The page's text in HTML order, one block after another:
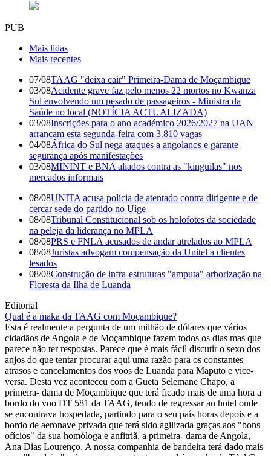
PUB
Mais lidas
Mais recentes
07/08TAAG "deixa cair" Primeira-Dama de Moçambique
03/08Acidente grave faz pelo menos 22 mortos no Kwanza
Sul envolvendo um pesado de passageiros - Ministra da
Saúde no local (NOTÍCIA ACTUALIZADA)
03/08Inscrições para o ano académico 2026/2027 na UAN
arrancam esta segunda-feira com 3.810 vagas
04/08África do Sul nega ataques a angolanos e garante
segurança após manifestações
03/08MININT e BNA aliados contra as "kinguilas" nos
mercados informais
08/08UNITA acusa polícia de atentado contra dirigente e de
cercar sede do partido no Uíge
08/08Tribunal Constitucional sob os holofotes da sociedade
na peleja da liderança no MPLA
08/08PRS e FNLA acusados de andar atrelados ao MPLA
08/08Juristas advogam compensação da Unitel a clientes
lesados
08/08Construção de infra-estruturas "amputa" arborização na
Floresta da Ilha de Luanda
Editorial
Qual é a maka da TAAG com Moçambique?
Esta é realmente a pergunta de um milhão de dólares que vários
cidadãos de Angola e de Moçambique fazem todos os dias mas que
parece não ter respostas. Parece que é mais fácil discutir o sexo dos
anjos do que tentar procurar aqui uma razão para os constantes
atrasos e cancelamentos dos voos de Luanda para Maputo e vice-
versa. Desta vez aconteceu com a Gueta Selemane Chapo, a
primeira- dama de Moçambique que terá ficado mais de uma hora a
bordo do voo DT 581 da TAAG, tendo de regressar ao hotel onde
se encontrava hospedada, partindo para o seu país horas depois e a
bordo de aeronave privada que terá sido agilizada graças aos "bons
ofícios" da sua homóloga e anfitriã, a primeira- dama de Angola,
Ana Dias Lourenço. A nossa companhia de bandeira terá dado mais